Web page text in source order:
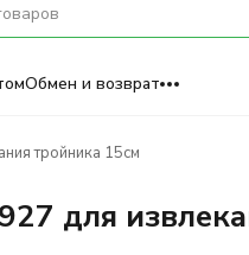
Обмен и возврат
тройника 15см
для